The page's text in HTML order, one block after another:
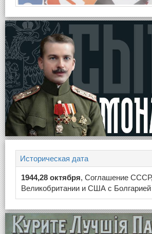
Историческая дата
1944,28 октября, Соглашение СССР,
Великобритании и США с